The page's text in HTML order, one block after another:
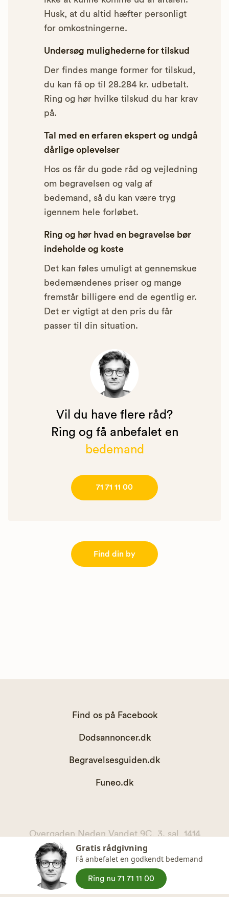
Husk, at du altid hæfter personligt
for omkostningerne.
Undersøg mulighederne for tilskud
Der findes mange former for tilskud,
du kan få op til 28.284 kr. udbetalt.
Ring og hør hvilke tilskud du har krav
på.
Tal med en erfaren ekspert og undgå
dårlige oplevelser
Hos os får du gode råd og vejledning
om begravelsen og valg af
bedemand, så du kan være tryg
igennem hele forløbet.
Ring og hør hvad en begravelse bør
indeholde og koste
Det kan føles umuligt at gennemskue
bedemændenes priser og mange
fremstår billigere end de egentlig er.
Det er vigtigt at den pris du får
passer til din situation.
Vil du have flere råd?
Ring og få anbefalet en
bedemand
71 71 11 00
Find din by
Find os på Facebook
Dodsannoncer.dk
Begravelsesguiden.dk
Funeo.dk
Overgaden Neden Vandet 9C, 3. sal, 1414
København K
kontakt@begravelsesguiden.dk, telefon 71 71 11 00
CVR. 36065567
Gratis rådgivning
Få anbefalet en godkendt bedemand
Ring nu 71 71 11 00